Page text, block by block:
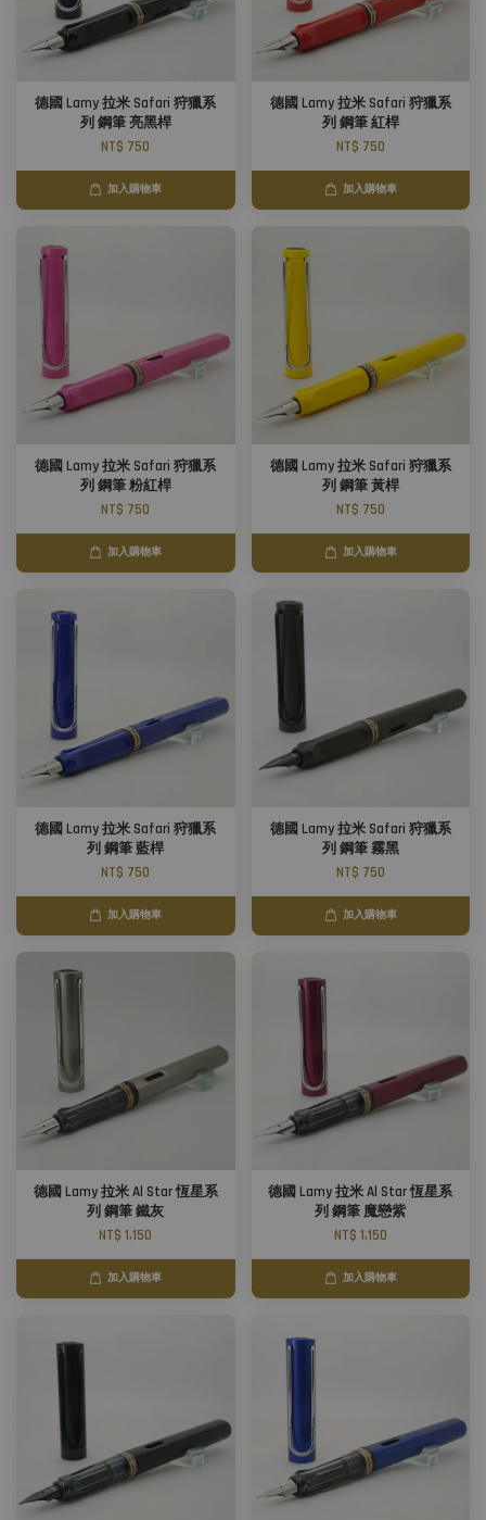
德國 Lamy 拉米 Safari 狩獵系
列 鋼筆 亮黑桿
NT$ 750
加入購物車
德國 Lamy 拉米 Safari 狩獵系
列 鋼筆 紅桿
NT$ 750
加入購物車
德國 Lamy 拉米 Safari 狩獵系
列 鋼筆 粉紅桿
NT$ 750
加入購物車
德國 Lamy 拉米 Safari 狩獵系
列 鋼筆 黃桿
NT$ 750
加入購物車
德國 Lamy 拉米 Safari 狩獵系
列 鋼筆 藍桿
NT$ 750
加入購物車
德國 Lamy 拉米 Safari 狩獵系
列 鋼筆 霧黑
NT$ 750
加入購物車
德國 Lamy 拉米 Al Star 恆星系
列 鋼筆 鐵灰
NT$ 1,150
加入購物車
德國 Lamy 拉米 Al Star 恆星系
列 鋼筆 魔戀紫
NT$ 1,150
加入購物車